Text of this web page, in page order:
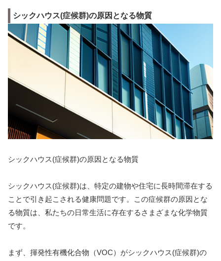
シックハウス(症候群)の原因となる物質
シックハウス(症候群)の原因となる物質
シックハウス(症候群)は、特定の建物や住宅に長時間滞在する
ことで引き起こされる健康問題です。この症候群の原因とな
る物質は、私たちの日常生活に存在するさまざまな化学物質
です。
まず、揮発性有機化合物（VOC）がシックハウス(症候群)の